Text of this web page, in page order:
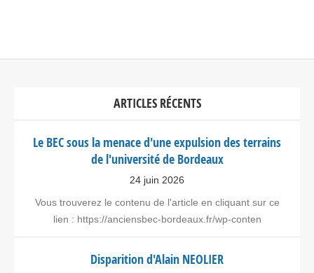
ARTICLES RÉCENTS
Le BEC sous la menace d'une expulsion des terrains
de l'université de Bordeaux
24 juin 2026
Vous trouverez le contenu de l'article en cliquant sur ce
lien : https://anciensbec-bordeaux.fr/wp-conten
Disparition d'Alain NEOLIER